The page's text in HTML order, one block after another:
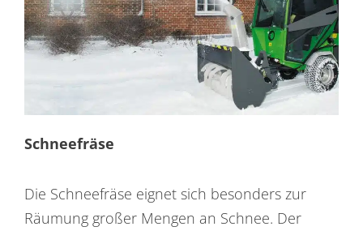
Schneefräse
Die Schneefräse eignet sich besonders zur
Räumung großer Mengen an Schnee. Der